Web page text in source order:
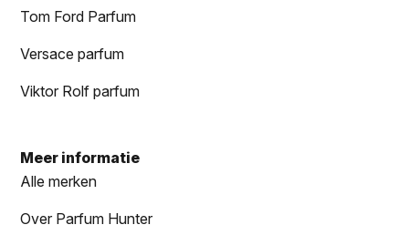
Tom Ford Parfum
Versace parfum
Viktor Rolf parfum
Meer informatie
Alle merken
Over Parfum Hunter